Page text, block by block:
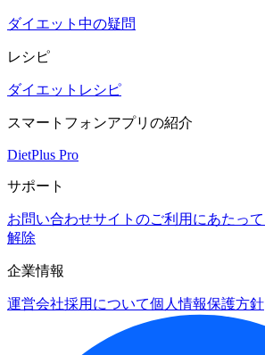
ダイエット中の疑問
レシピ
ダイエットレシピ
スマートフォンアプリの紹介
DietPlus Pro
サポート
お問い合わせサイトのご利用にあたって
解除
企業情報
運営会社採用について個人情報保護方針